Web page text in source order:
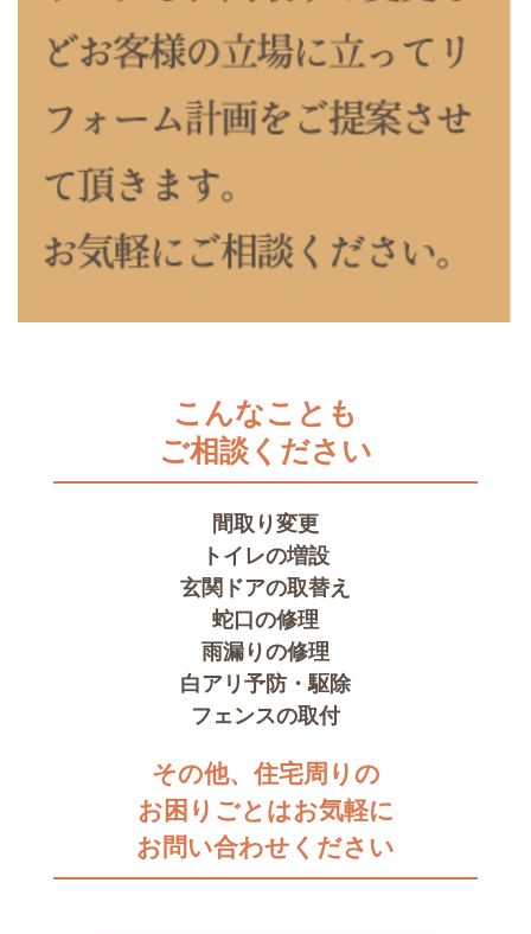
こんなことも
ご相談ください
間取り変更
トイレの増設
玄関ドアの取替え
蛇口の修理
雨漏りの修理
白アリ予防・駆除
フェンスの取付
その他、住宅周りの
お困りごとはお気軽に
お問い合わせください